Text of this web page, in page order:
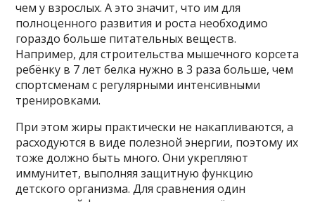
чем у взрослых. А это значит, что им для
полноценного развития и роста необходимо
гораздо больше питательных веществ.
Например, для строительства мышечного корсета
ребёнку в 7 лет белка нужно в 3 раза больше, чем
спортсменам с регулярными интенсивными
тренировками.
При этом жиры практически не накапливаются, а
расходуются в виде полезной энергии, поэтому их
тоже должно быть много. Они укрепляют
иммунитет, выполняя защитную функцию
детского организма. Для сравнения один